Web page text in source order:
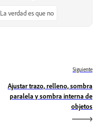
La verdad es que no
Siguiente
Ajustar trazo, relleno, sombra
paralela y sombra interna de
objetos